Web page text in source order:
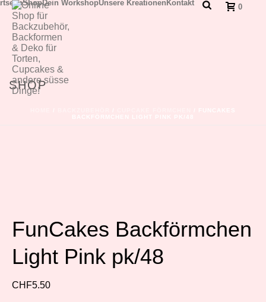
ShopDein WorkshopUnsere Kreationen Kontakt 0
SHOP
FunCakes Backförmchen
Light Pink pk/48
CHF5.50